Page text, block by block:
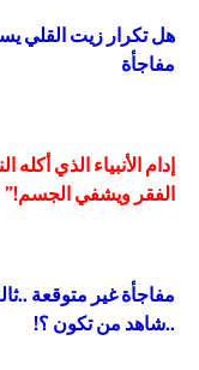
هل تكرار زيت القلي
مفاجأة
إدام الأنبياء الذي
الفقر ويشفي الجسم!”
مفاجأة غير متوقعة
..شاهد من تكون ؟!